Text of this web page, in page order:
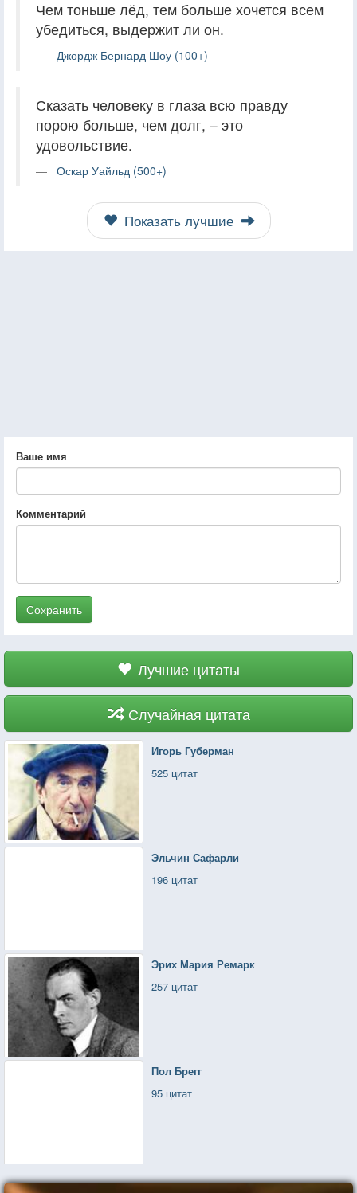
Чем тоньше лёд, тем больше хочется всем
убедиться, выдержит ли он.
Джордж Бернард Шоу (100+)
Сказать человеку в глаза всю правду
порою больше, чем долг, – это
удовольствие.
Оскар Уайльд (500+)
Показать лучшие
Ваше имя
Комментарий
Сохранить
Лучшие цитаты
Случайная цитата
Игорь Губерман
525 цитат
Эльчин Сафарли
196 цитат
Эрих Мария Ремарк
257 цитат
Пол Брегг
95 цитат